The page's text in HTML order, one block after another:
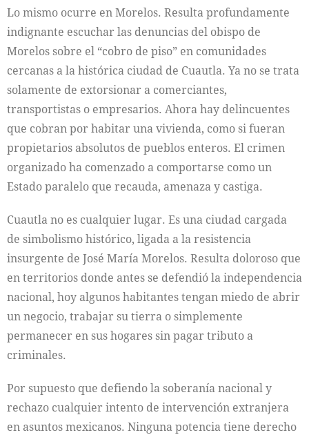
Lo mismo ocurre en Morelos. Resulta profundamente
indignante escuchar las denuncias del obispo de
Morelos sobre el “cobro de piso” en comunidades
cercanas a la histórica ciudad de Cuautla. Ya no se trata
solamente de extorsionar a comerciantes,
transportistas o empresarios. Ahora hay delincuentes
que cobran por habitar una vivienda, como si fueran
propietarios absolutos de pueblos enteros. El crimen
organizado ha comenzado a comportarse como un
Estado paralelo que recauda, amenaza y castiga.
Cuautla no es cualquier lugar. Es una ciudad cargada
de simbolismo histórico, ligada a la resistencia
insurgente de José María Morelos. Resulta doloroso que
en territorios donde antes se defendió la independencia
nacional, hoy algunos habitantes tengan miedo de abrir
un negocio, trabajar su tierra o simplemente
permanecer en sus hogares sin pagar tributo a
criminales.
Por supuesto que defiendo la soberanía nacional y
rechazo cualquier intento de intervención extranjera
en asuntos mexicanos. Ninguna potencia tiene derecho